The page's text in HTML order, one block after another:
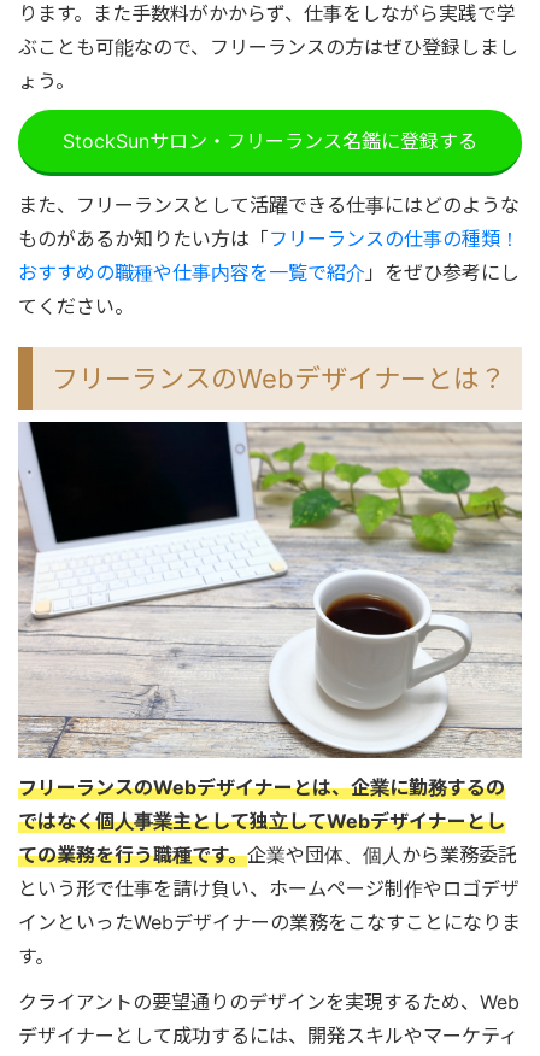
ります。また手数料がかからず、仕事をしながら実践で学
ぶことも可能なので、フリーランスの方はぜひ登録しまし
ょう。
StockSunサロン・フリーランス名鑑に登録する
また、フリーランスとして活躍できる仕事にはどのような
ものがあるか知りたい方は「フリーランスの仕事の種類！
おすすめの職種や仕事内容を一覧で紹介 」をぜひ参考にし
てください。
フリーランスのWebデザイナーとは？
フリーランスのWebデザイナーとは、企業に勤務するの
ではなく個人事業主として独立してWebデザイナーとし
ての業務を行う職種です。企業や団体、個人から業務委託
という形で仕事を請け負い、ホームページ制作やロゴデザ
インといったWebデザイナーの業務をこなすことになりま
す。
クライアントの要望通りのデザインを実現するため、Web
デザイナーとして成功するには、開発スキルやマーケティ